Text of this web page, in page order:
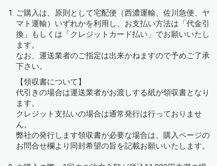
ご購入は、原則として宅配便（西濃運輸、佐川急便、ヤ
マト運輸）いずれかを利用し、お支払い方法は「代金引
換」もしくは「クレジットカード払い」でお願いいたし
ます。
なお、運送業者のご指定は出来かねますので予めご了承
下さい。
【領収書について】
代引きの場合は運送業者がお渡しする紙が領収書となり
ます。
クレジット支払いの場合は通常発行は行っておりませ
ん。
弊社の発行します領収書が必要な場合は、購入ページの
お問合せ欄より同封希望の旨を記載お願いいたします。